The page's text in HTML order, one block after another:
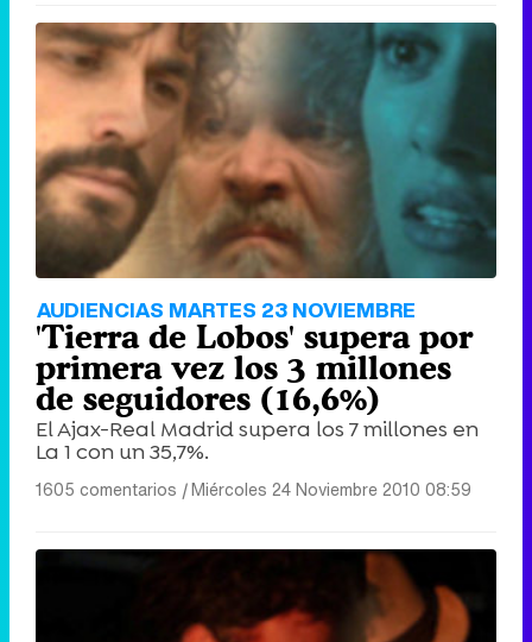
AUDIENCIAS MARTES 23 NOVIEMBRE
'Tierra de Lobos' supera por
primera vez los 3 millones
de seguidores (16,6%)
El Ajax-Real Madrid supera los 7 millones en
La 1 con un 35,7%.
1605 comentarios |Miércoles 24 Noviembre 2010 08:59